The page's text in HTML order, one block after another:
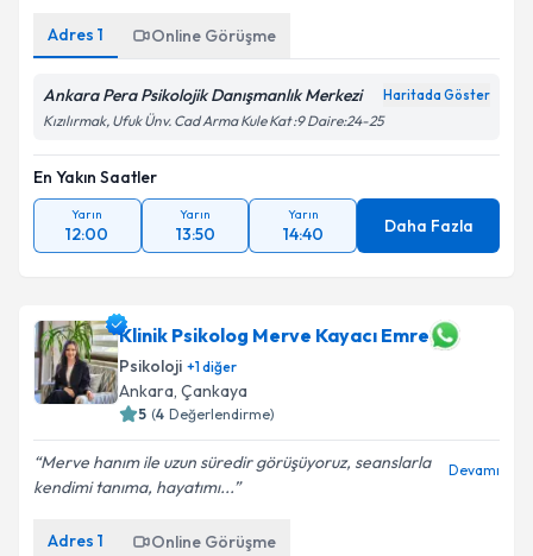
Adres 1 Online Görüşme
Ankara Pera Psikolojik Danışmanlık Merkezi Haritada Göster
Kızılırmak, Ufuk Ünv. Cad Arma Kule Kat :9 Daire:24-25
En Yakın Saatler
Yarın
12:00
Yarın
13:50
Yarın
14:40 Daha Fazla
Klinik Psikolog Merve Kayacı Emre
Psikoloji +1diğer
Ankara, Çankaya
5 (4 Değerlendirme)
Merve hanım ile uzun süredir görüşüyoruz, seanslarla
kendimi tanıma, hayatımı...
Devamı
Adres 1 Online Görüşme